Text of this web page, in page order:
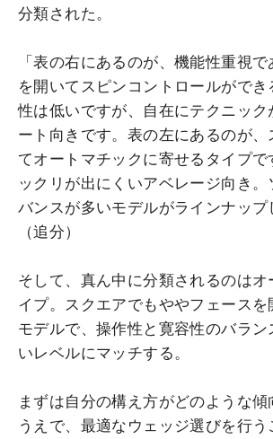
分類された。
「表の右にあるのが、機能性重視
を開いてスピンコントロールがで
性は低いですが、自在にテクニック
ート向きです。表の左にあるのが、
てオートマチックに寄せるタイプ
ックリが出にくいアベレージ向き。
バンスが多いモデルがラインナップ
（追分）
そして、真ん中に分類されるのはオ
イプ。スクエアでもややフェースを
モデルで、操作性と寛容性のバラ
いレベルにマッチする。
まずは自分の構え方がどのような傾
うえで、最適なウェッジ選びを行